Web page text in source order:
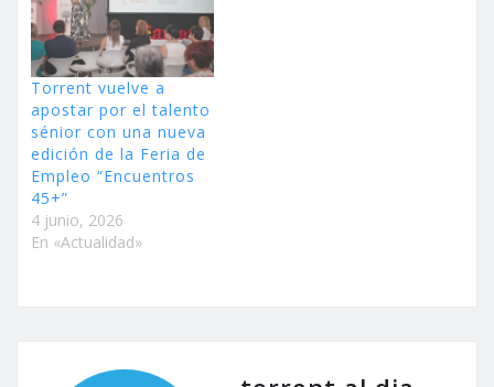
Torrent vuelve a
apostar por el talento
sénior con una nueva
edición de la Feria de
Empleo “Encuentros
45+”
4 junio, 2026
En «Actualidad»